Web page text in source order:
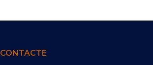
CONTACTE